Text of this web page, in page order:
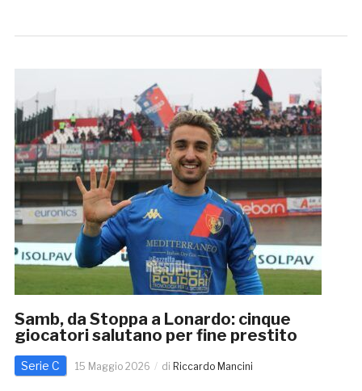
Samb, da Stoppa a Lonardo: cinque
giocatori salutano per fine prestito
Serie C 15 Maggio 2026 di Riccardo Mancini